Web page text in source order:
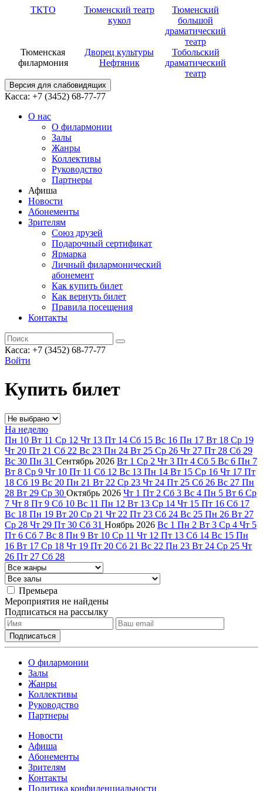
ТКТО
Тюменский театр
кукол
Тюменский
большой
драматический
театр
Тюменская
филармония
Дворец культуры
Нефтяник
Тобольский
драматический
театр
Версия для слабовидящих
Касса: +7 (3452) 68-77-77
О нас
О филармонии
Залы
Жанры
Коллективы
Руководство
Партнеры
Афиша
Новости
Абонементы
Зрителям
Союз друзей
Подарочный сертификат
Ярмарка
Личный филармонический
абонемент
Как купить билет
Как вернуть билет
Правила посещения
Контакты
Касса: +7 (3452) 68-77-77
Войти
Купить билет
На неделю
Пн 10 Вт 11 Ср 12 Чт 13 Пт 14 Сб 15 Вс 16 Пн 17 Вт 18 Ср 19
Чт 20 Пт 21 Сб 22 Вс 23 Пн 24 Вт 25 Ср 26 Чт 27 Пт 28 Сб 29
Вс 30 Пн 31 Сентябрь 2026 Вт 1 Ср 2 Чт 3 Пт 4 Сб 5 Вс 6 Пн 7
Вт 8 Ср 9 Чт 10 Пт 11 Сб 12 Вс 13 Пн 14 Вт 15 Ср 16 Чт 17 Пт
18 Сб 19 Вс 20 Пн 21 Вт 22 Ср 23 Чт 24 Пт 25 Сб 26 Вс 27 Пн
28 Вт 29 Ср 30 Октябрь 2026 Чт 1 Пт 2 Сб 3 Вс 4 Пн 5 Вт 6 Ср
7 Чт 8 Пт 9 Сб 10 Вс 11 Пн 12 Вт 13 Ср 14 Чт 15 Пт 16 Сб 17
Вс 18 Пн 19 Вт 20 Ср 21 Чт 22 Пт 23 Сб 24 Вс 25 Пн 26 Вт 27
Ср 28 Чт 29 Пт 30 Сб 31 Ноябрь 2026 Вс 1 Пн 2 Вт 3 Ср 4 Чт 5
Пт 6 Сб 7 Вс 8 Пн 9 Вт 10 Ср 11 Чт 12 Пт 13 Сб 14 Вс 15 Пн
16 Вт 17 Ср 18 Чт 19 Пт 20 Сб 21 Вс 22 Пн 23 Вт 24 Ср 25 Чт
26 Пт 27 Сб 28
Премьера
Мероприятия не найдены
Подписаться на рассылку
О филармонии
Залы
Жанры
Коллективы
Руководство
Партнеры
Новости
Афиша
Абонементы
Зрителям
Контакты
Политика конфиденциальности